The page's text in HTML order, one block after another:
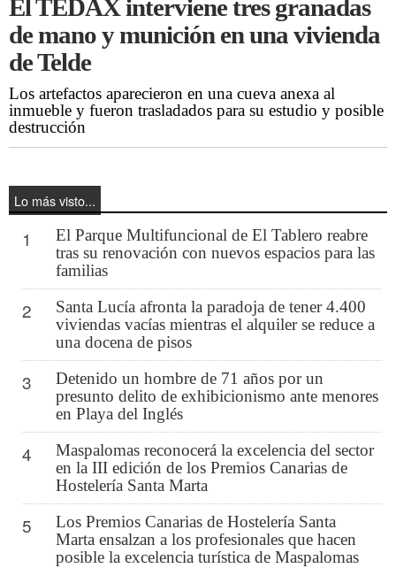
El TEDAX interviene tres granadas
de mano y munición en una vivienda
de Telde
Los artefactos aparecieron en una cueva anexa al
inmueble y fueron trasladados para su estudio y posible
destrucción
Lo más visto...
1
El Parque Multifuncional de El Tablero reabre
tras su renovación con nuevos espacios para las
familias
2
Santa Lucía afronta la paradoja de tener 4.400
viviendas vacías mientras el alquiler se reduce a
una docena de pisos
3
Detenido un hombre de 71 años por un
presunto delito de exhibicionismo ante menores
en Playa del Inglés
4
Maspalomas reconocerá la excelencia del sector
en la III edición de los Premios Canarias de
Hostelería Santa Marta
5
Los Premios Canarias de Hostelería Santa
Marta ensalzan a los profesionales que hacen
posible la excelencia turística de Maspalomas